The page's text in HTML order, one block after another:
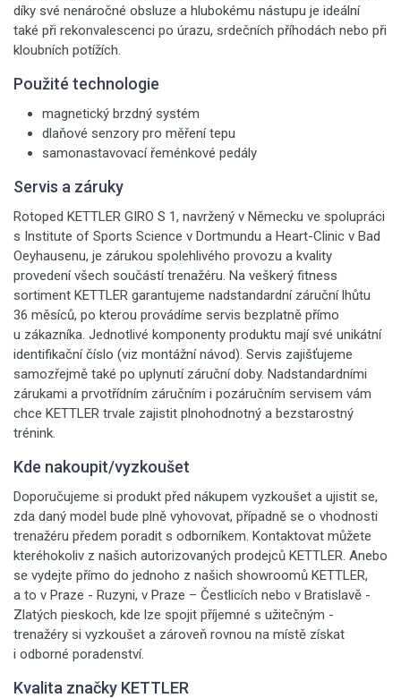
díky své nenáročné obsluze a hlubokému nástupu je ideální
také při rekonvalescenci po úrazu, srdečních příhodách nebo při
kloubních potížích.
Použité technologie
magnetický brzdný systém
dlaňové senzory pro měření tepu
samonastavovací řeménkové pedály
Servis a záruky
Rotoped KETTLER GIRO S 1, navržený v Německu ve spolupráci
s Institute of Sports Science v Dortmundu a Heart-Clinic v Bad
Oeyhausenu, je zárukou spolehlivého provozu a kvality
provedení všech součástí trenažéru. Na veškerý fitness
sortiment KETTLER garantujeme nadstandardní záruční lhůtu
36 měsíců, po kterou provádíme servis bezplatně přímo
u zákazníka. Jednotlivé komponenty produktu mají své unikátní
identifikační číslo (viz montážní návod). Servis zajišťujeme
samozřejmě také po uplynutí záruční doby. Nadstandardními
zárukami a prvotřídním záručním i pozáručním servisem vám
chce KETTLER trvale zajistit plnohodnotný a bezstarostný
trénink.
Kde nakoupit/vyzkoušet
Doporučujeme si produkt před nákupem vyzkoušet a ujistit se,
zda daný model bude plně vyhovovat, případně se o vhodnosti
trenažéru předem poradit s odborníkem. Kontaktovat můžete
kteréhokoliv z našich autorizovaných prodejců KETTLER. Anebo
se vydejte přímo do jednoho z našich showroomů KETTLER,
a to v Praze - Ruzyni, v Praze – Čestlicích nebo v Bratislavě -
Zlatých pieskoch, kde lze spojit příjemné s užitečným -
trenažéry si vyzkoušet a zároveň rovnou na místě získat
i odborné poradenství.
Kvalita značky KETTLER